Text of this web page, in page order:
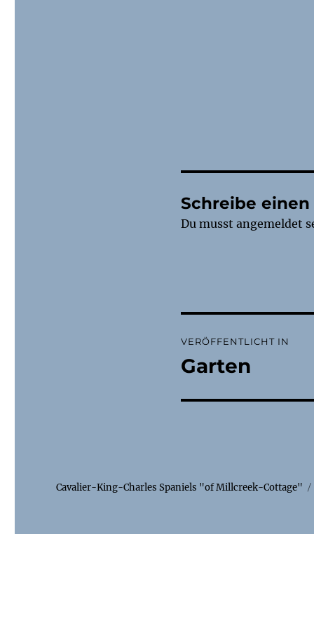
Schreibe
Du musst angemeldet
VERÖFFENTLICHT IN
Garten
Cavalier-King-Charles Spaniels "of Millcreek-Cottage"